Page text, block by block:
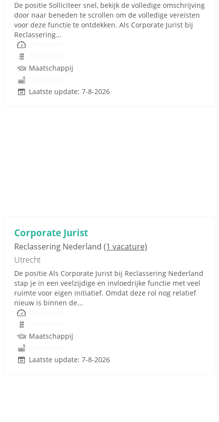
De positie Solliciteer snel, bekijk de volledige omschrijving
door naar beneden te scrollen om de volledige vereisten
voor deze functie te ontdekken. Als Corporate Jurist bij
Reclassering...
Maatschappij
Laatste update: 7-8-2026
Corporate Jurist
Reclassering Nederland (1 vacature)
Utrecht
De positie Als Corporate Jurist bij Reclassering Nederland
stap je in een veelzijdige en invloedrijke functie met veel
ruimte voor eigen initiatief. Omdat deze rol nog relatief
nieuw is binnen de...
Maatschappij
Laatste update: 7-8-2026